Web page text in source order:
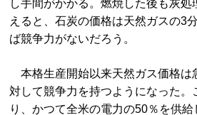
し手間がかかる。燃焼した後も灰
えると、石炭の価格は天然ガスの3
ば競争力がないだろう。
本格生産開始以来天然ガス価格は
対して競争力を持つようになった。
り、かつて全米の電力の50％を供